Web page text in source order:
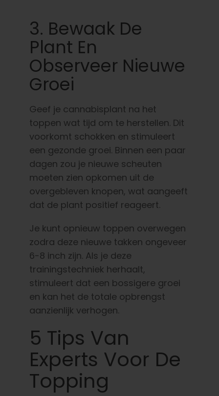
3. Bewaak De
Plant En
Observeer Nieuwe
Groei
Geef je cannabisplant na het
toppen wat tijd om te herstellen. Dit
voorkomt schokken en stimuleert
een gezonde groei. Binnen een paar
dagen zou je nieuwe scheuten
moeten zien opkomen uit de
overgebleven knopen, wat aangeeft
dat de plant positief reageert.
Je kunt opnieuw toppen overwegen
zodra deze nieuwe takken ongeveer
6-8 inch zijn. Als je deze
trainingstechniek herhaalt,
stimuleert dat een bossigere groei
en kan het de totale opbrengst
aanzienlijk verhogen.
5 Tips Van
Experts Voor De
Topping